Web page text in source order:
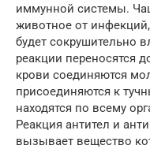
иммунной системы.
животное от
будет сокрушительно
реакции переносятся
крови соединяются
присоединяются к
находятся по всему
Реакция антител и
вызывает вещество